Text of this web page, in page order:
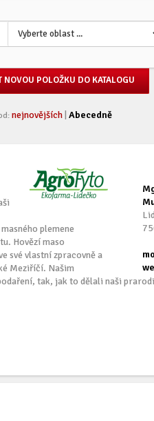
NOVOU POLOŽKU DO KATALOGU
nejnovějších| Abecedně
plemene
Hovězí maso
své vlastní zpracovně a
Meziříčí. Našim
tak, jak to dělali naši